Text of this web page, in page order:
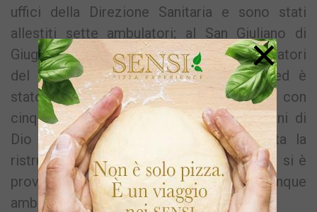
uffici della Direzione Sanitaria e sono stati
allestiti sette ambulatori; al San Giuliano di
Giugliano, sono stati trasferiti alcuni ambulatori
del Distretto collegati con l’ospedale ed è
stato organizzato il centro vaccinale con
cinque ambulatori, mentre al San Giovanni di
Dio di Frattamaggiore è stata rimandata la
ristrutturazione del reparto di ortopedia e si è
provveduto a riallestire lo spazio con cinque
ambulatori.
×